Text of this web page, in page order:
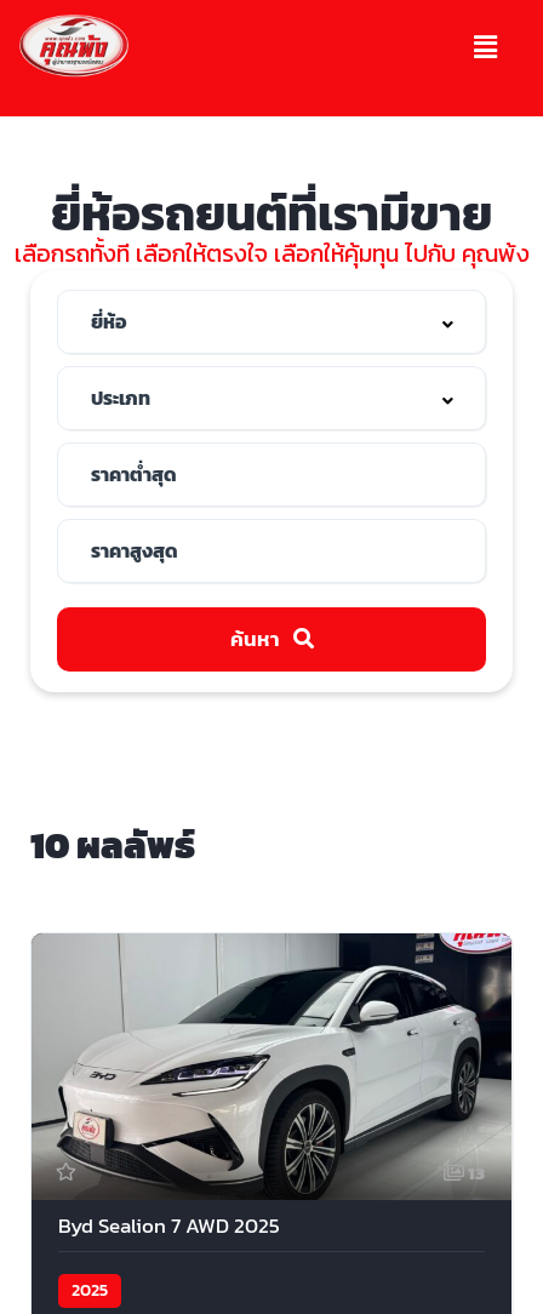
ยี่ห้อรถยนต์ที่เรามีขาย
เลือกรถทั้งที เลือกให้ตรงใจ เลือกให้คุ้มทุน ไปกับ คุณพ้ง
ค้นหา
10 ผลลัพธ์
13
Byd Sealion 7 AWD 2025
2025